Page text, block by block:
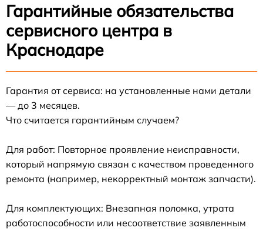
Гарантийные обязательства
сервисного центра в
Краснодаре
Гарантия от сервиса: на установленные нами детали
— до 3 месяцев.
Что считается гарантийным случаем?
Для работ: Повторное проявление неисправности,
который напрямую связан с качеством проведенного
ремонта (например, некорректный монтаж запчасти).
Для комплектующих: Внезапная поломка, утрата
работоспособности или несоответствие заявленным